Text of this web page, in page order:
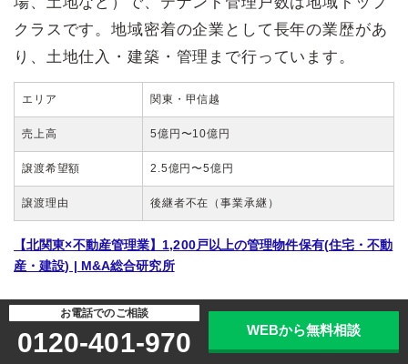
クラスです。地域密着の企業として長年の業歴があ
り、土地仕入・建築・管理まで行っています。
エリア 関東・甲信越
売上高 5億円〜10億円
譲渡希望額 2.5億円〜5億円
譲渡理由 後継者不在（事業承継）
【北関東×不動産管理業】1,200戸以上の管理物件保有(住宅・不動
産・建設) | M&A総合研究所
【財務・収益力良好】北関東エリア／総合建設
コンサル業
お電話でのご相談
0120-401-970 WEBから無料相談